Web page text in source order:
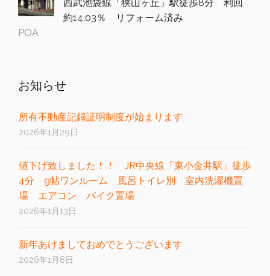
西武池袋線「狭山ヶ丘」駅徒歩8分 利回
約14.03％ リフォーム済み
POA
お知らせ
所有不動産記録証明制度が始まります
2026年1月29日
値下げ致しました！！ JR中央線「東小金井駅」徒歩
4分 9帖ワンルーム 風呂トイレ別 室内洗濯機置
場 エアコン バイク置場
2026年1月13日
新年あけましておめでとうございます
2026年1月8日